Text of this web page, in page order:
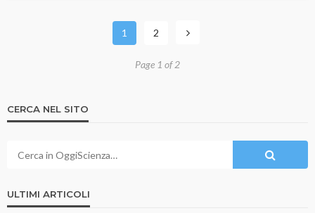
1 2
Page 1 of 2
CERCA NEL SITO
ULTIMI ARTICOLI